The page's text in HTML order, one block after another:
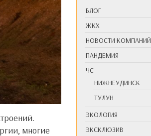
многие
БЛОГ
ЖКХ
НОВОСТИ КОМПАНИЙ
ПАНДЕМИЯ
ЧС
НИЖНЕУДИНСК
ТУЛУН
ЭКОЛОГИЯ
ЭКСКЛЮЗИВ